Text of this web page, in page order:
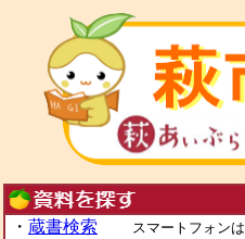
・ 蔵書検索 スマートフォンは